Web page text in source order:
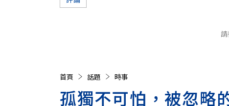
首頁 話題 時事
孤獨不可怕，被忽略